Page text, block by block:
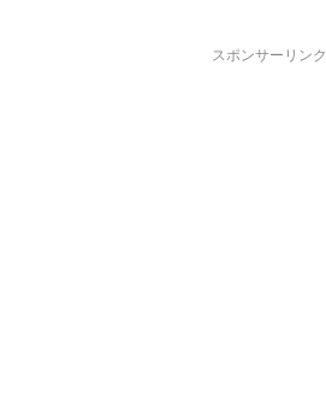
スポンサーリンク